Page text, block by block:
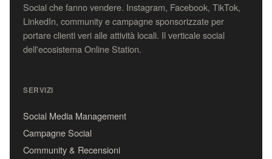
Social che fanno vendere. Instagram, Facebook, TikTok,
LinkedIn, community e campagne sponsorizzate per
portare clienti veri alle attività locali. Il verticale social
dell'ecosistema Online Station.
SERVIZI
Social Media Management
Campagne Social
Community & Recensioni